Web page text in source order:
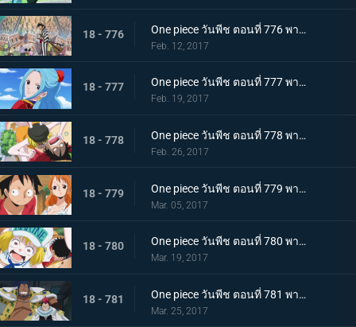
18 - 776 One piece วันพีช ตอนที่ 776 พากย์ไทย อำลาและลงจากช้าง การเดินทางเพื่อพาซันจิกลับมา
Feb. 12, 2017
18 - 777 One piece วันพีช ตอนที่ 777 พากย์ไทย ไปเรเวอรี่ เจ้าหญิงวีวี่กับเจ้าหญิงชิราโอชิ
Feb. 19, 2017
18 - 778 One piece วันพีช ตอนที่ 778 พากย์ไทย ไปเรเวอรี่ รีเบคก้ากับราชอาณาจักรซากุระ
Feb. 26, 2017
18 - 779 One piece วันพีช ตอนที่ 779 พากย์ไทย ไคโดอีกครั้ง มหันตภัยที่รุกคืบยุคสมัยแห่ง
Mar. 05, 2017
18 - 780 One piece วันพีช ตอนที่ 780 พากย์ไทย การต่อสู้กับความหิว ลูฟี่กับนายทหารรุ่นใหม่
Mar. 19, 2017
18 - 781 One piece วันพีช ตอนที่ 781 พากย์ไทย ชายสามคนผู้ยึดมั่น มหกรรมไล่ล่ากลุ่มหมวกฟาง
Mar. 25, 2017